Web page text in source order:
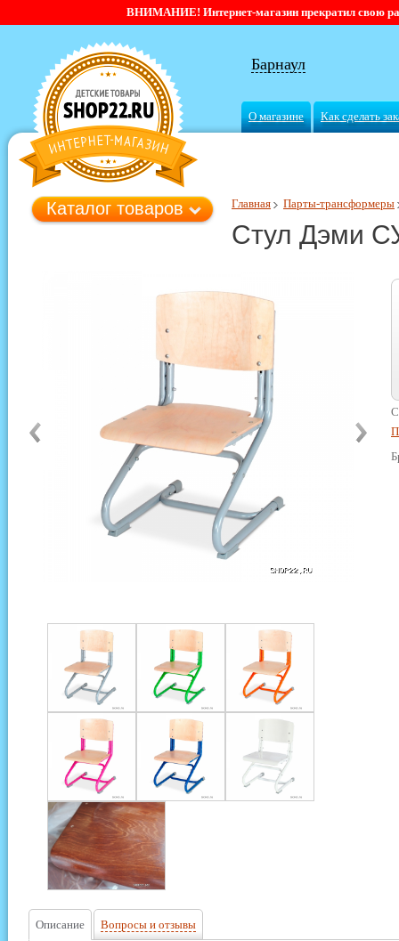
ВНИМАНИЕ! Интернет-магазин прекратил свою
Барнаул
О магазине Как сделать
Главная Парты-трансформеры
Стул Дэми
Каталог товаров
Описание Вопросы и отзывы